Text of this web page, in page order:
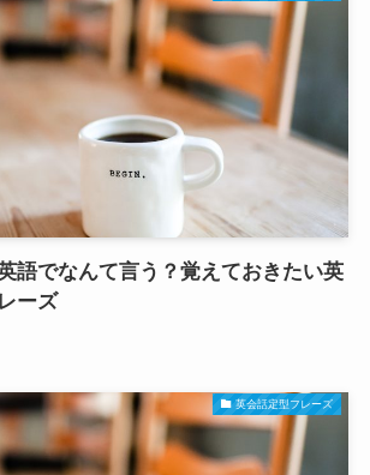
語でなんて言う？覚えておきたい英
ーズ
英会話定型フレーズ